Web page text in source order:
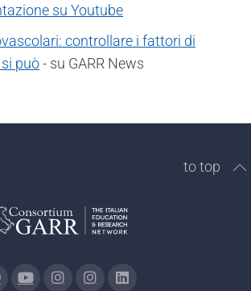
su Youtube
controllare i fattori di
può- su GARR News
to top